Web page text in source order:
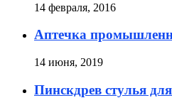
14 февраля, 2016
Аптечка
14 июня, 2019
Пинскдрев стулья